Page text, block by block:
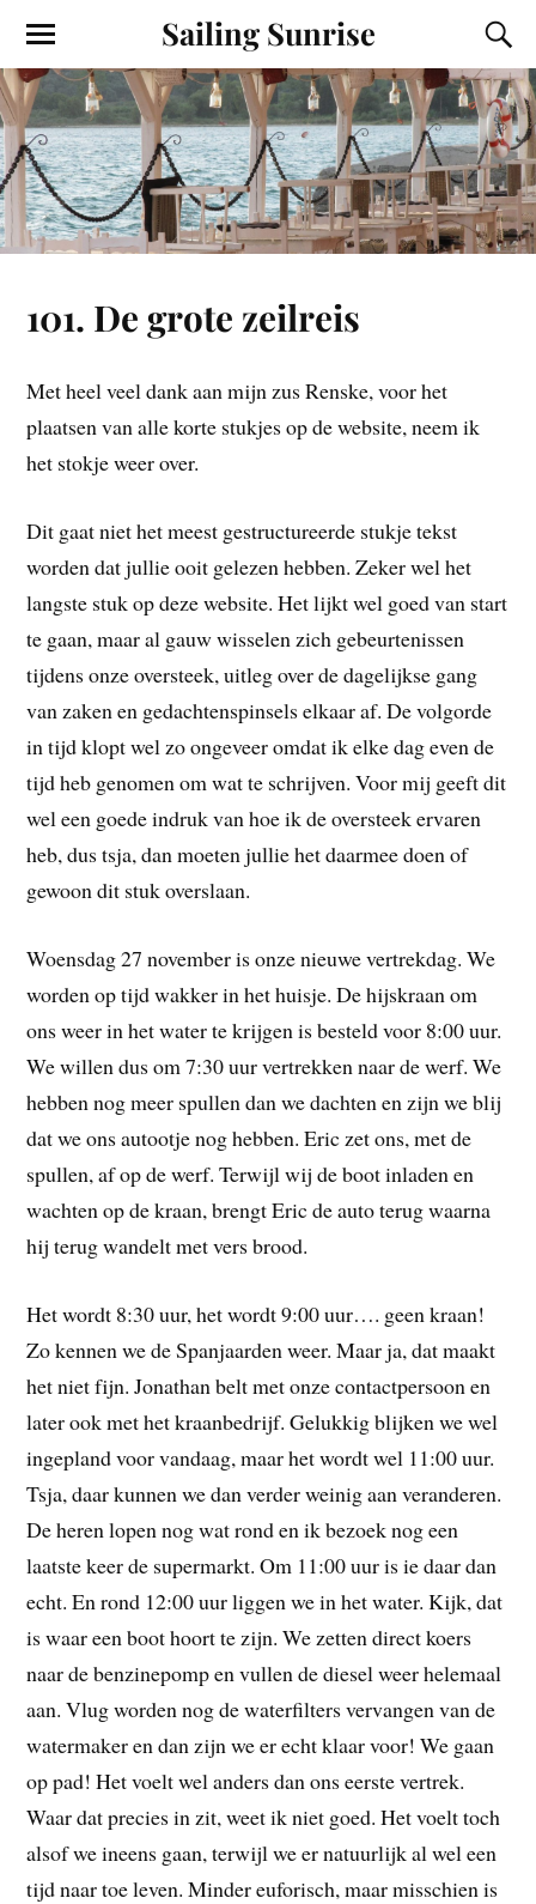
Sailing Sunrise
101. De grote zeilreis
Met heel veel dank aan mijn zus Renske, voor het
plaatsen van alle korte stukjes op de website, neem ik
het stokje weer over.
Dit gaat niet het meest gestructureerde stukje tekst
worden dat jullie ooit gelezen hebben. Zeker wel het
langste stuk op deze website. Het lijkt wel goed van start
te gaan, maar al gauw wisselen zich gebeurtenissen
tijdens onze oversteek, uitleg over de dagelijkse gang
van zaken en gedachtenspinsels elkaar af. De volgorde
in tijd klopt wel zo ongeveer omdat ik elke dag even de
tijd heb genomen om wat te schrijven. Voor mij geeft dit
wel een goede indruk van hoe ik de oversteek ervaren
heb, dus tsja, dan moeten jullie het daarmee doen of
gewoon dit stuk overslaan.
Woensdag 27 november is onze nieuwe vertrekdag. We
worden op tijd wakker in het huisje. De hijskraan om
ons weer in het water te krijgen is besteld voor 8:00 uur.
We willen dus om 7:30 uur vertrekken naar de werf. We
hebben nog meer spullen dan we dachten en zijn we blij
dat we ons autootje nog hebben. Eric zet ons, met de
spullen, af op de werf. Terwijl wij de boot inladen en
wachten op de kraan, brengt Eric de auto terug waarna
hij terug wandelt met vers brood.
Het wordt 8:30 uur, het wordt 9:00 uur…. geen kraan!
Zo kennen we de Spanjaarden weer. Maar ja, dat maakt
het niet fijn. Jonathan belt met onze contactpersoon en
later ook met het kraanbedrijf. Gelukkig blijken we wel
ingepland voor vandaag, maar het wordt wel 11:00 uur.
Tsja, daar kunnen we dan verder weinig aan veranderen.
De heren lopen nog wat rond en ik bezoek nog een
laatste keer de supermarkt. Om 11:00 uur is ie daar dan
echt. En rond 12:00 uur liggen we in het water. Kijk, dat
is waar een boot hoort te zijn. We zetten direct koers
naar de benzinepomp en vullen de diesel weer helemaal
aan. Vlug worden nog de waterfilters vervangen van de
watermaker en dan zijn we er echt klaar voor! We gaan
op pad! Het voelt wel anders dan ons eerste vertrek.
Waar dat precies in zit, weet ik niet goed. Het voelt toch
alsof we ineens gaan, terwijl we er natuurlijk al wel een
tijd naar toe leven. Minder euforisch, maar misschien is